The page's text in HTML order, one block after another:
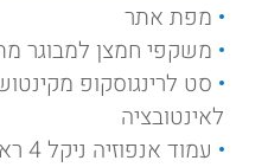
מפת אתר
משקפי חמצן למבוגר
לאינטובציה
עמוד אנפוזיה ניקל 4 ראשיים 5 גלגלים